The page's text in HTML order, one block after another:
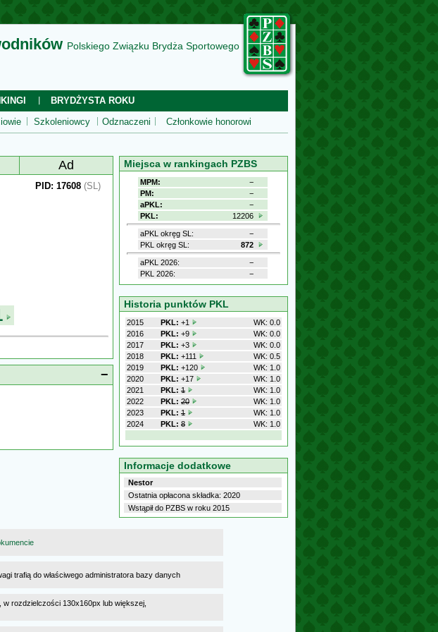
Polskiego Związku Brydża Sportowego
BRYDŻYSTA ROKU
Szkoleniowcy Odznaczeni Członkowie honorowi
Ad
PID: 17608 (SL)
−
Miejsca w rankingach PZBS
MPM:
−
PM:
−
aPKL:
−
PKL:
12206
aPKL okręg SL:
−
PKL okręg SL:
872
aPKL 2026:
−
PKL 2026:
−
Historia punktów PKL
2015 PKL: +1
WK: 0.0
2016
PKL: +9
WK: 0.0
2017
PKL: +3
WK: 0.0
2018
PKL: +111
WK: 0.5
2019
PKL: +120
WK: 1.0
2020
PKL: +17
WK: 1.0
2021
PKL: 1
WK: 1.0
2022
PKL: 20
WK: 1.0
2023
PKL: 1
WK: 1.0
2024
PKL: 8 WK: 1.0
Informacje dodatkowe
Nestor
Ostatnia opłacona składka: 2020
Wstąpił do PZBS w roku 2015
trafią do właściwego administratora bazy danych
rozdzielczości 130x160px lub większej,